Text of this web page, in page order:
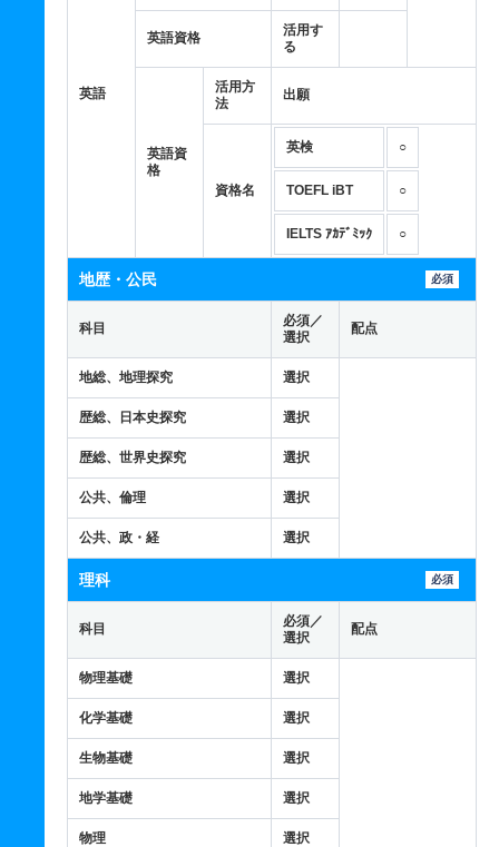
英語
英語資格
活用す
る
英語資
格
活用方
法
出願
資格名
英検 ○
TOEFL iBT ○
IELTS ｱｶﾃﾞﾐｯｸ ○
地歴・公民 必須
科目
必須／
選択
配点
地総、地理探究 選択
歴総、日本史探究 選択
歴総、世界史探究 選択
公共、倫理 選択
公共、政・経 選択
理科 必須
科目
必須／
選択
配点
物理基礎 選択
化学基礎 選択
生物基礎 選択
地学基礎 選択
物理 選択